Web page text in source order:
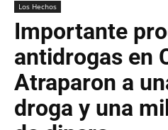
Los Hechos
Importante
antidrogas en
Atraparon a
droga y una